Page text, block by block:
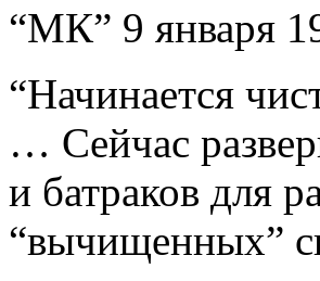
“МК” 9 января
“Начинается
… Сейчас
и батраков для
“вычищенных”